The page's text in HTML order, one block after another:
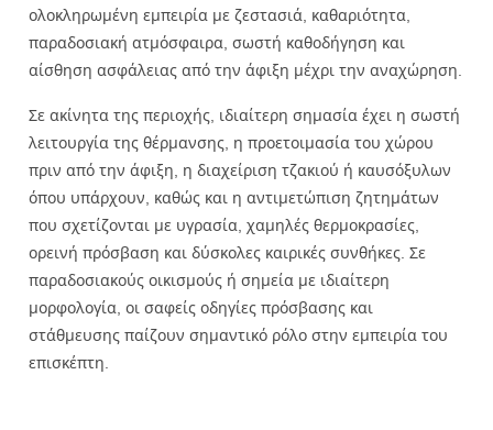
ολοκληρωμένη εμπειρία με ζεστασιά, καθαριότητα,
παραδοσιακή ατμόσφαιρα, σωστή καθοδήγηση και
αίσθηση ασφάλειας από την άφιξη μέχρι την αναχώρηση.
Σε ακίνητα της περιοχής, ιδιαίτερη σημασία έχει η σωστή
λειτουργία της θέρμανσης, η προετοιμασία του χώρου
πριν από την άφιξη, η διαχείριση τζακιού ή καυσόξυλων
όπου υπάρχουν, καθώς και η αντιμετώπιση ζητημάτων
που σχετίζονται με υγρασία, χαμηλές θερμοκρασίες,
ορεινή πρόσβαση και δύσκολες καιρικές συνθήκες. Σε
παραδοσιακούς οικισμούς ή σημεία με ιδιαίτερη
μορφολογία, οι σαφείς οδηγίες πρόσβασης και
στάθμευσης παίζουν σημαντικό ρόλο στην εμπειρία του
επισκέπτη.